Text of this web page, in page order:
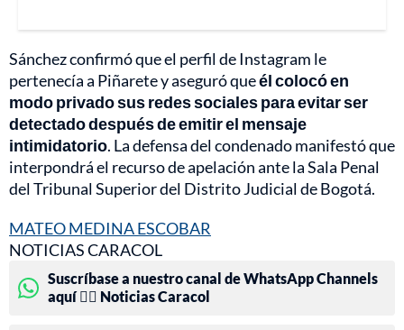
Sánchez confirmó que el perfil de Instagram le
pertenecía a Piñarete y aseguró queél colocó en
modo privado sus redes sociales para evitar ser
detectado después de emitir el mensaje
intimidatorio. La defensa del condenado manifestó que
interpondrá el recurso de apelación ante la Sala Penal
del Tribunal Superior del Distrito Judicial de Bogotá.
MATEO MEDINA ESCOBAR
NOTICIAS CARACOL
Suscríbase a nuestro canal de WhatsApp Channels
aquí 👉🏻 Noticias Caracol